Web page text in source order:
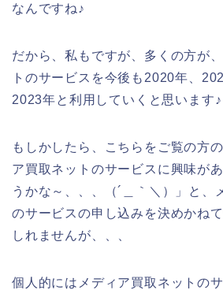
なんですね♪
だから、私もですが、多くの方が
トのサービスを今後も2020年、
2023年と利用していくと思います♪
もしかしたら、こちらをご覧の方
ア買取ネットのサービスに興味が
うかな～、、、（´＿｀＼）」と、
のサービスの申し込みを決めかね
しれませんが、、、
個人的にはメディア買取ネットの